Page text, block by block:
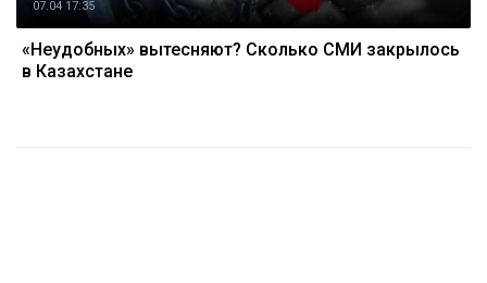
07.04 17:35
«Неудобных» вытесняют? Сколько СМИ закрылось
в Казахстане